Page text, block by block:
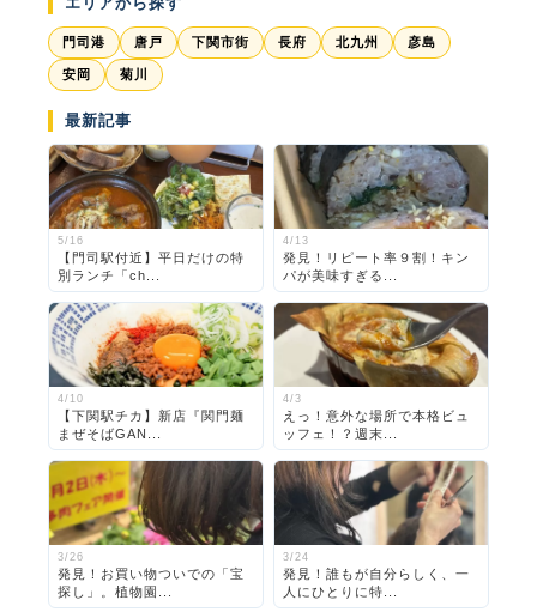
門司港 唐戸 下関市街 長府 北九州 彦島
安岡 菊川
最新記事
5/16
【門司駅付近】平日だけの特
別ランチ「ch...
4/13
発見！リピート率９割！キン
パが美味すぎる...
4/10
【下関駅チカ】新店『関門麺
まぜそばGAN...
4/3
えっ！意外な場所で本格ビュ
ッフェ！？週末...
3/26
発見！お買い物ついでの「宝
探し」。植物園...
3/24
発見！誰もが自分らしく、一
人にひとりに特...